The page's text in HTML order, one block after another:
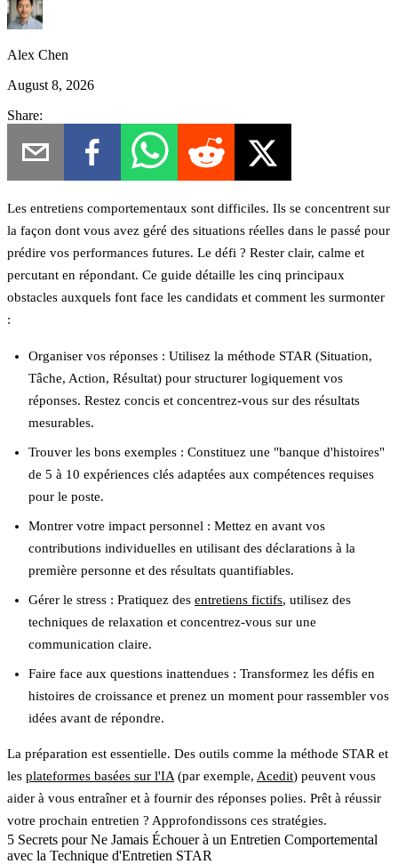
Alex Chen
August 8, 2026
Share:
Les entretiens comportementaux sont difficiles. Ils se concentrent sur
la façon dont vous avez géré des situations réelles dans le passé pour
prédire vos performances futures. Le défi ? Rester clair, calme et
percutant en répondant. Ce guide détaille les cinq principaux
obstacles auxquels font face les candidats et comment les surmonter
:
Organiser vos réponses : Utilisez la méthode STAR (Situation,
Tâche, Action, Résultat) pour structurer logiquement vos
réponses. Restez concis et concentrez-vous sur des résultats
mesurables.
Trouver les bons exemples : Constituez une "banque d'histoires"
de 5 à 10 expériences clés adaptées aux compétences requises
pour le poste.
Montrer votre impact personnel : Mettez en avant vos
contributions individuelles en utilisant des déclarations à la
première personne et des résultats quantifiables.
Gérer le stress : Pratiquez des entretiens fictifs, utilisez des
techniques de relaxation et concentrez-vous sur une
communication claire.
Faire face aux questions inattendues : Transformez les défis en
histoires de croissance et prenez un moment pour rassembler vos
idées avant de répondre.
La préparation est essentielle. Des outils comme la méthode STAR et
les plateformes basées sur l'IA (par exemple, Acedit) peuvent vous
aider à vous entraîner et à fournir des réponses polies. Prêt à réussir
votre prochain entretien ? Approfondissons ces stratégies.
5 Secrets pour Ne Jamais Échouer à un Entretien Comportemental
avec la Technique d'Entretien STAR